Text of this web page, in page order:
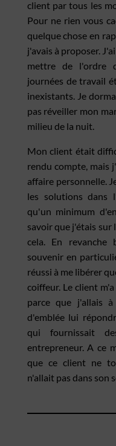
client par tous les
Pour ne rien vous
quelque chose en
j'avais à proposer.
mettre de l'ordre
journées de travail
inexistants. Je
pas réveiller mon
milieu de la nuit.
Mon client était
rendu compte, mais
affaire personnelle.
les solutions dans
qu'un minimum
savoir que j'étais sur
cela. En revanche
souvenir en
réussi à me libérer
coiffeur. Le client
parce que j'allais
d'emblée lui
qui fournissait
entrepreneur. A ce
que ce client ne
n'allait pas dans son